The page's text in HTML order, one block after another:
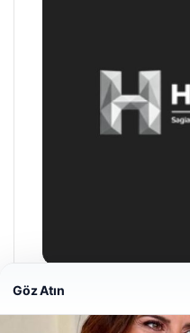
Nisan 29, 2026
Göz Atın